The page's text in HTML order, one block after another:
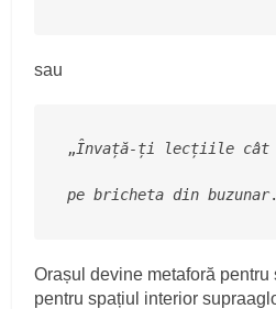
sau
„Învață-ți lecțiile cât
pe bricheta din buzunar
Orașul devine metaforă pentru
pentru spațiul interior